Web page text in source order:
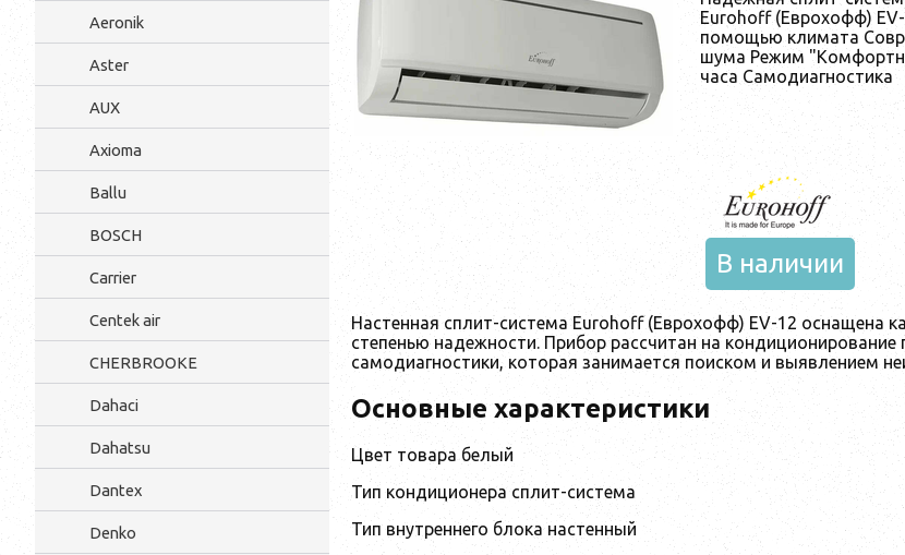
Aeronik
Aster
AUX
Axioma
Ballu
BOSCH
Carrier
Centek air
CHERBROOKE
Dahaci
Dahatsu
Dantex
Denko
Eurohoff (Еврохофф)
помощью климата
шума Режим
часа Самодиагностика
В наличии
Настенная сплит-система Eurohoff (Еврохофф) EV-12 оснащена
степенью надежности. Прибор рассчитан на
самодиагностики, которая занимается поиском и выявлением
Основные характеристики
Цвет товара белый
Тип кондиционера сплит-система
Тип внутреннего блока настенный